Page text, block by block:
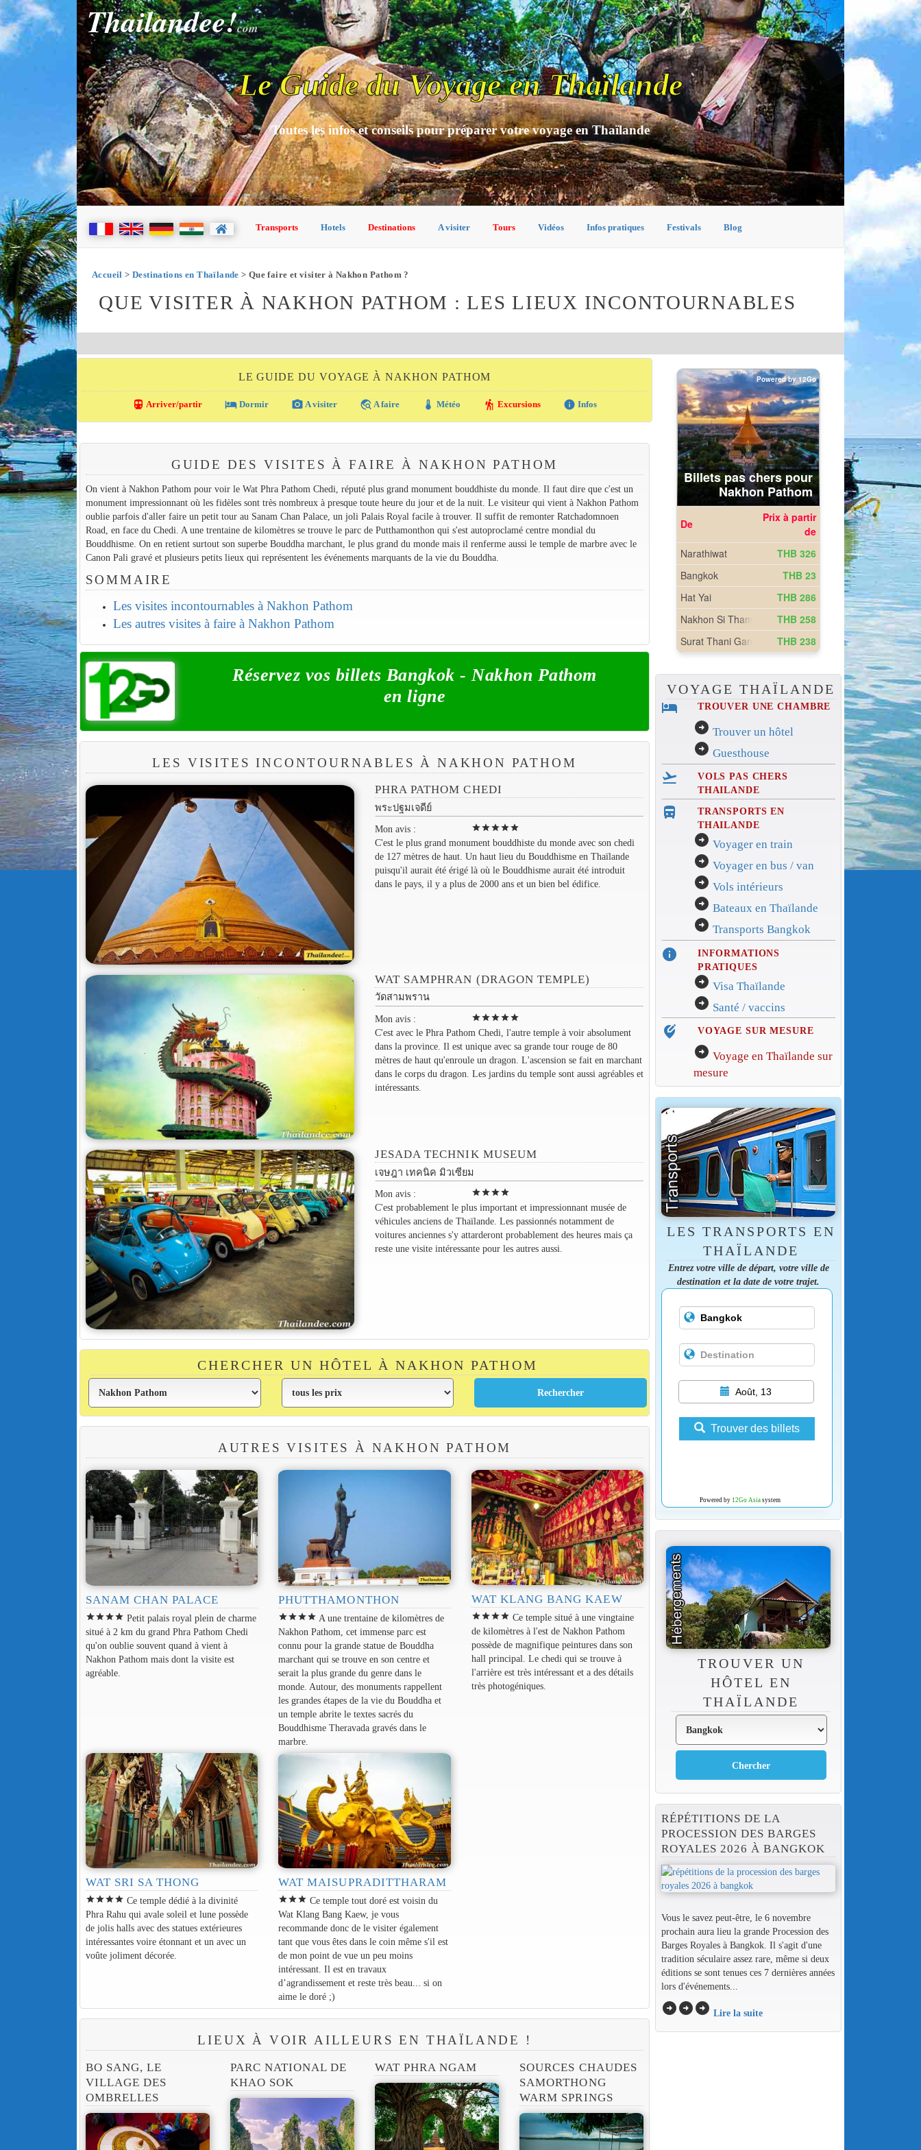
Thailandee!com
Le Guide du Voyage en Thaïlande
Toutes les infos et conseils pour préparer votre voyage en Thaïlande
Transports Hotels Destinations A visiter Tours Vidéos Infos pratiques Festivals Blog
Accueil > Destinations en Thaïlande > Que faire et visiter à Nakhon Pathom ?
QUE VISITER À NAKHON PATHOM : LES LIEUX INCONTOURNABLES
LE GUIDE DU VOYAGE À NAKHON PATHOM
directions_transit Arriver/partir local_hotel Dormir photo_camera A visiter travel_explore A faire thermostat Météo hiking Excursions info Infos
GUIDE DES VISITES À FAIRE À NAKHON PATHOM
On vient à Nakhon Pathom pour voir le Wat Phra Pathom Chedi, réputé plus grand monument bouddhiste du monde. Il faut dire que c'est un
monument impressionnant où les fidèles sont très nombreux à presque toute heure du jour et de la nuit. Le visiteur qui vient à Nakhon Pathom
oublie parfois d'aller faire un petit tour au Sanam Chan Palace, un joli Palais Royal facile à trouver. Il suffit de remonter Ratchadomnoen
Road, en face du Chedi. A une trentaine de kilomètres se trouve le parc de Putthamonthon qui s'est autoproclamé centre mondial du
Bouddhisme. On en retient surtout son superbe Bouddha marchant, le plus grand du monde mais il renferme aussi le temple de marbre avec le
Canon Pali gravé et plusieurs petits lieux qui représentent les événements marquants de la vie du Bouddha.
SOMMAIRE
Les visites incontournables à Nakhon Pathom
Les autres visites à faire à Nakhon Pathom
Réservez vos billets Bangkok - Nakhon Pathom
en ligne
LES VISITES INCONTOURNABLES À NAKHON PATHOM
PHRA PATHOM CHEDI
พระปฐมเจดีย์
Mon avis :
starstarstarstarstar
C'est le plus grand monument bouddhiste du monde avec son chedi
de 127 mètres de haut. Un haut lieu du Bouddhisme en Thaïlande
puisqu'il aurait été érigé là où le Bouddhisme aurait été introduit
dans le pays, il y a plus de 2000 ans et un bien bel édifice.
WAT SAMPHRAN (DRAGON TEMPLE)
วัดสามพราน
Mon avis :
starstarstarstarstar
C'est avec le Phra Pathom Chedi, l'autre temple à voir absolument
dans la province. Il est unique avec sa grande tour rouge de 80
mètres de haut qu'enroule un dragon. L'ascension se fait en marchant
dans le corps du dragon. Les jardins du temple sont aussi agréables et
intéressants.
JESADA TECHNIK MUSEUM
เจษฎา เทคนิค มิวเซียม
Mon avis :
starstarstarstar
C'est probablement le plus important et impressionnant musée de
véhicules anciens de Thaïlande. Les passionnés notamment de
voitures anciennes s'y attarderont probablement des heures mais ça
reste une visite intéressante pour les autres aussi.
CHERCHER UN HÔTEL À NAKHON PATHOM
AUTRES VISITES À NAKHON PATHOM
SANAM CHAN PALACE
starstarstarstar Petit palais royal plein de charme
situé à 2 km du grand Phra Pathom Chedi
qu'on oublie souvent quand à vient à
Nakhon Pathom mais dont la visite est
agréable.
PHUTTHAMONTHON
starstarstarstar A une trentaine de kilomètres de
Nakhon Pathom, cet immense parc est
connu pour la grande statue de Bouddha
marchant qui se trouve en son centre et
serait la plus grande du genre dans le
monde. Autour, des monuments rappellent
les grandes étapes de la vie du Bouddha et
un temple abrite le textes sacrés du
Bouddhisme Theravada gravés dans le
marbre.
WAT KLANG BANG KAEW
starstarstarstar Ce temple situé à une vingtaine
de kilomètres à l'est de Nakhon Pathom
possède de magnifique peintures dans son
hall principal. Le chedi qui se trouve à
l'arrière est très intéressant et a des détails
très photogéniques.
WAT SRI SA THONG
starstarstarstar Ce temple dédié à la divinité
Phra Rahu qui avale soleil et lune possède
de jolis halls avec des statues extérieures
intéressantes voire étonnant et un avec un
voûte joliment décorée.
WAT MAISUPRADITTHARAM
starstarstar Ce temple tout doré est voisin du
Wat Klang Bang Kaew, je vous
recommande donc de le visiter également
tant que vous êtes dans le coin même s'il est
de mon point de vue un peu moins
intéressant. Il est en travaux
d’agrandissement et reste très beau... si on
aime le doré ;)
LIEUX À VOIR AILLEURS EN THAÏLANDE !
BO SANG, LE
VILLAGE DES
OMBRELLES
PARC NATIONAL DE
KHAO SOK
WAT PHRA NGAM
SOURCES CHAUDES
SAMORTHONG
WARM SPRINGS
VOYAGE THAÏLANDE
hotel TROUVER UNE CHAMBRE
arrow_circle_right Trouver un hôtel
arrow_circle_right Guesthouse
flight_takeoff
VOLS PAS CHERS
THAILANDE
directions_bus_filled
TRANSPORTS EN
THAILANDE
arrow_circle_right Voyager en train
arrow_circle_right Voyager en bus / van
arrow_circle_right Vols intérieurs
arrow_circle_right Bateaux en Thaïlande
arrow_circle_right Transports Bangkok
info
INFORMATIONS
PRATIQUES
arrow_circle_right Visa Thaïlande
arrow_circle_right Santé / vaccins
edit_location_alt VOYAGE SUR MESURE
arrow_circle_right Voyage en Thaïlande sur
mesure
LES TRANSPORTS EN
THAÏLANDE
Entrez votre ville de départ, votre ville de
destination et la date de votre trajet.
Août, 13
Trouver des billets
Powered by 12Go Asiasystem
TROUVER UN
HÔTEL EN
THAÏLANDE
RÉPÉTITIONS DE LA
PROCESSION DES BARGES
ROYALES 2026 À BANGKOK
Vous le savez peut-être, le 6 novembre
prochain aura lieu la grande Procession des
Barges Royales à Bangkok. Il s'agit d'une
tradition séculaire assez rare, même si deux
éditions se sont tenues ces 7 dernières années
lors d'événements...
arrow_circle_rightarrow_circle_rightarrow_circle_right Lire la suite